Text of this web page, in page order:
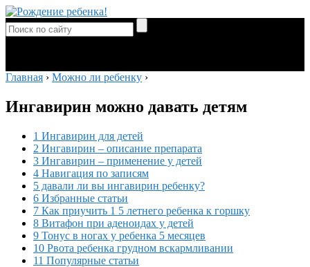
Главная › Можно ли ребенку ›
Ингавирин можно давать детям
1 Ингавирин для детей
2 Ингавирин – описание препарата
3 Ингавирин – применение у детей
4 Навигация по записям
5 давали ли вы ингавирин ребенку?
6 Избранные статьи
7 Как приучить 1 5 летнего ребенка к горшку
8 Витафон при аденоидах у детей
9 Тонус в ногах у ребенка 5 месяцев
10 Рвота ребенка грудном вскармливании
11 Популярные статьи